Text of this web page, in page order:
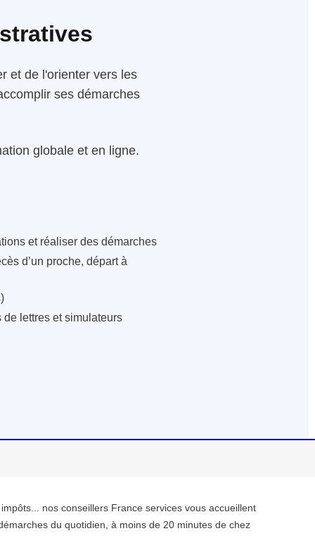
et de l'orienter vers les
ses démarches
globale et en ligne.
et réaliser des démarches
d’un proche, départ à
lettres et simulateurs
nos conseillers France services vous accueillent
du quotidien, à moins de 20 minutes de chez